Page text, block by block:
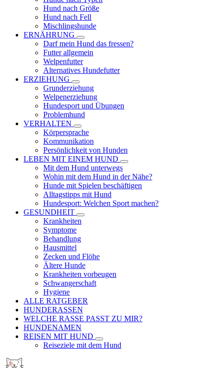
Hund nach Größe
Hund nach Fell
Mischlingshunde
ERNÄHRUNG
Darf mein Hund das fressen?
Futter allgemein
Welpenfutter
Alternatives Hundefutter
ERZIEHUNG
Grunderziehung
Welpenerziehung
Hundesport und Übungen
Problemhund
VERHALTEN
Körpersprache
Kommunikation
Persönlichkeit von Hunden
LEBEN MIT EINEM HUND
Mit dem Hund unterwegs
Wohin mit dem Hund in der Nähe?
Hunde mit Spielen beschäftigen
Alltagstipps mit Hund
Hundesport: Welchen Sport machen?
GESUNDHEIT
Krankheiten
Symptome
Behandlung
Hausmittel
Zecken und Flöhe
Ältere Hunde
Krankheiten vorbeugen
Schwangerschaft
Hygiene
ALLE RATGEBER
HUNDERASSEN
WELCHE RASSE PASST ZU MIR?
HUNDENAMEN
REISEN MIT HUND
Reiseziele mit dem Hund